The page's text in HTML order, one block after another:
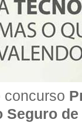
concurso
Seguro